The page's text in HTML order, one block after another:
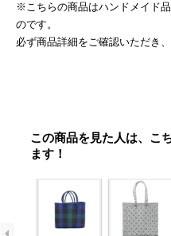
※こちらの商品はハンドメイド
のです。
必ず商品詳細をご確認いただき
この商品を見た人は、こ
ます！